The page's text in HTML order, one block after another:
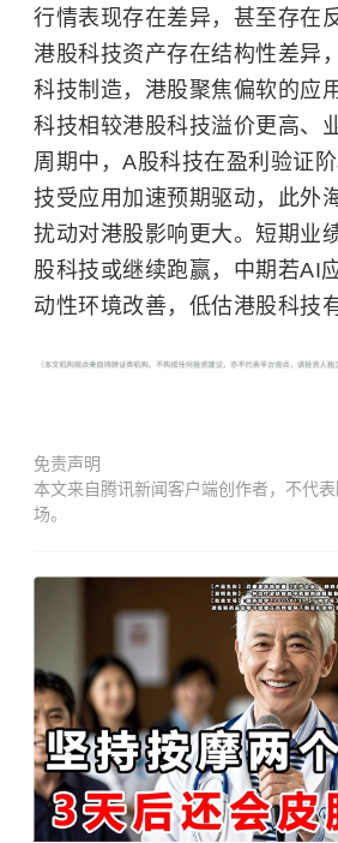
行情表现存在差异，甚至存在
港股科技资产存在结构性差异
科技制造，港股聚焦偏软的应
科技相较港股科技溢价更高、
周期中，A股科技在盈利验证
技受应用加速预期驱动，此外
扰动对港股影响更大。短期业
股科技或继续跑赢，中期若AI
动性环境改善，低估港股科技
免责声明
本文来自腾讯新闻客户端创作者，不代
场。